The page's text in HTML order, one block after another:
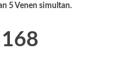
5 Venen simultan.